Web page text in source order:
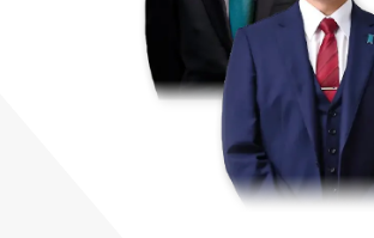
定額LINE運用代行『LINEマキトルくん』
定額制LP制作・改善『最強LP』
採用YouTubeチャンネル構築『トリトル』
YouTubeディレクター
会社概要・役員紹介
ミッション・ビジョン・バリュー
代表メッセージ（岩野圭佑）